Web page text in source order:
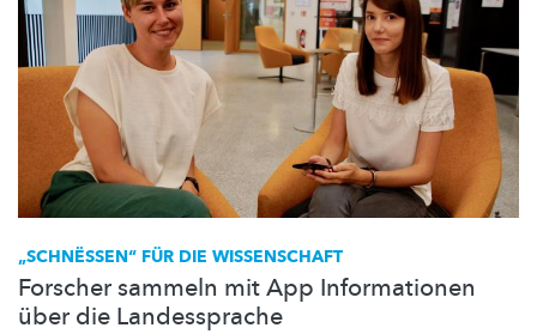
„SCHNËSSEN“ FÜR DIE WISSENSCHAFT
Forscher sammeln mit App Informationen
über die Landessprache